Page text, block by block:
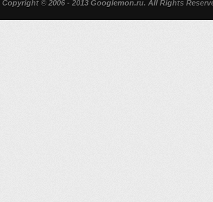
Copyright © 2006 - 2013 Googlemon.ru. All Rights